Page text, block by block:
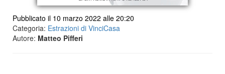
Pubblicato il 10 marzo 2022 alle 20:20
Categoria: Estrazioni di VinciCasa
Autore: Matteo Pifferi